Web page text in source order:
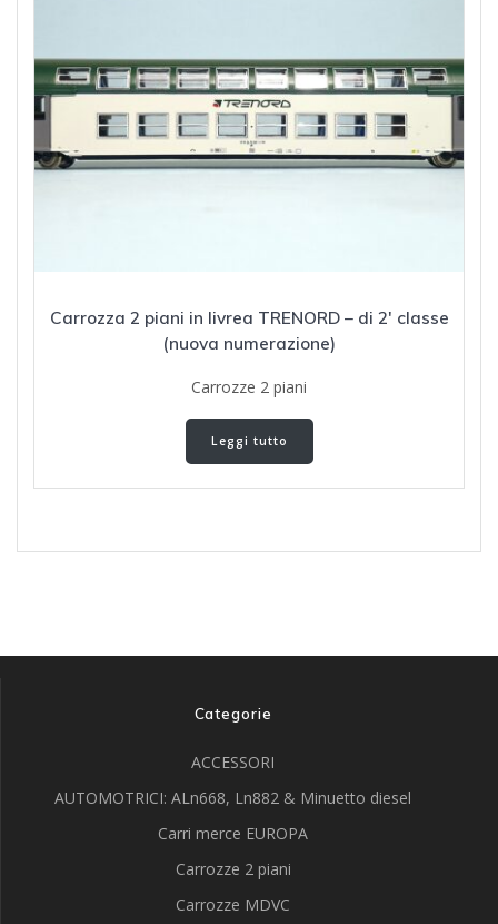
Carrozza 2 piani in livrea TRENORD – di 2′ classe
(nuova numerazione)
Carrozze 2 piani
Leggi tutto
Categorie
ACCESSORI
AUTOMOTRICI: ALn668, Ln882 & Minuetto diesel
Carri merce EUROPA
Carrozze 2 piani
Carrozze MDVC